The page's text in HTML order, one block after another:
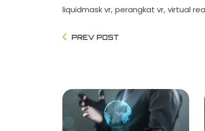
liquidmask vr perangkat vr virtual
PREV POST